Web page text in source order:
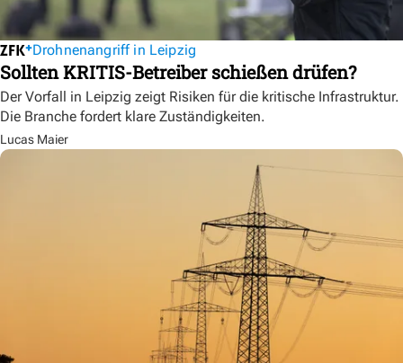
Drohnenangriff in Leipzig
Sollten KRITIS-Betreiber schießen drüfen?
Der Vorfall in Leipzig zeigt Risiken für die kritische Infrastruktur.
Die Branche fordert klare Zuständigkeiten.
Lucas Maier